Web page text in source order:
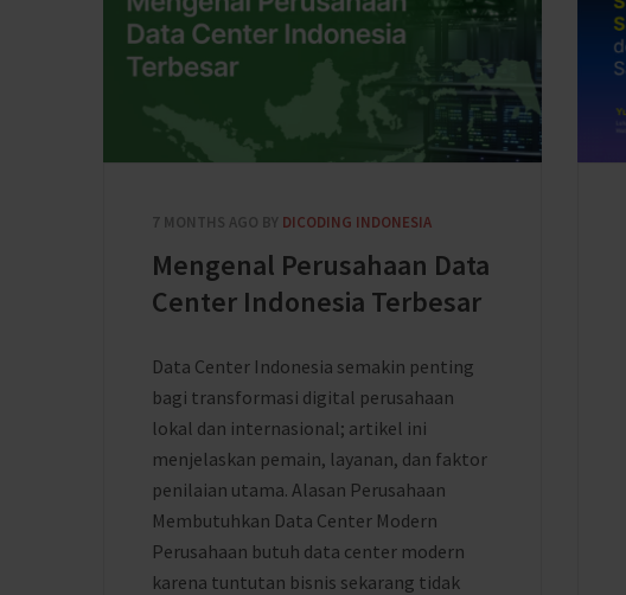
7 MONTHS AGO BY DICODING INDONESIA
Mengenal Perusahaan Data
Center Indonesia Terbesar
Data Center Indonesia semakin penting
bagi transformasi digital perusahaan
lokal dan internasional; artikel ini
menjelaskan pemain, layanan, dan faktor
penilaian utama. Alasan Perusahaan
Membutuhkan Data Center Modern
Perusahaan butuh data center modern
karena tuntutan bisnis sekarang tidak